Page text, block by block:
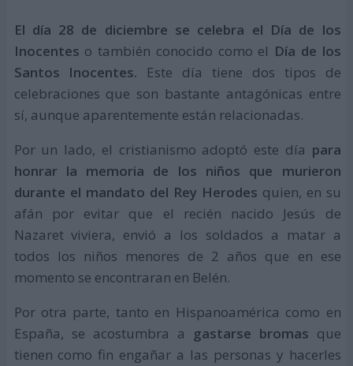
El día 28 de diciembre se celebra el Día de los
Inocentes o también conocido como el Día de los
Santos Inocentes. Este día tiene dos tipos de
celebraciones que son bastante antagónicas entre
sí, aunque aparentemente están relacionadas.
Por un lado, el cristianismo adoptó este día para
honrar la memoria de los niños que murieron
durante el mandato del Rey Herodes quien, en su
afán por evitar que el recién nacido Jesús de
Nazaret viviera, envió a los soldados a matar a
todos los niños menores de 2 años que en ese
momento se encontraran en Belén.
Por otra parte, tanto en Hispanoamérica como en
España, se acostumbra a
gastarse bromas que
tienen como fin engañar a las personas y hacerles